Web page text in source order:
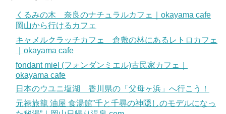
くるみの木 奈良のナチュラルカフェ｜okayama cafe
岡山から行けるカフェ
キャメルクラッチカフェ 倉敷の林にあるレトロカフェ
｜okayama cafe
fondant miel (フォンダンミエル)古民家カフェ｜
okayama cafe
日本のウユニ塩湖 香川県の「父母ヶ浜」へ行こう！
元禄旅籠 油屋 食湯館”千と千尋の神隠しのモデルになっ